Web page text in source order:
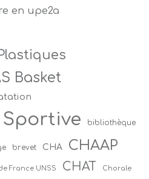
en upe2a
Basket
bibliothèque
brevet CHA CHAAP
France UNSS CHAT Chorale